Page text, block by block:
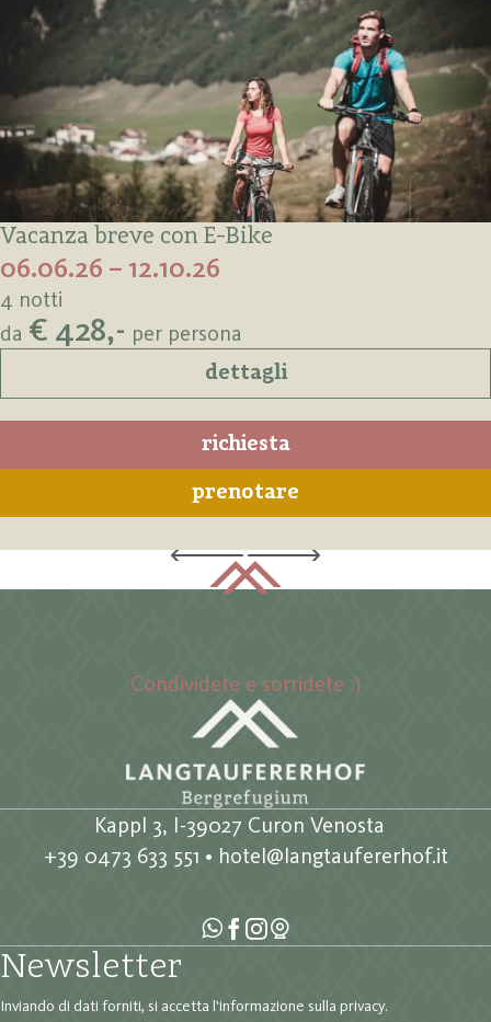
Vacanza breve con E-Bike
06.06.26 – 12.10.26
4 notti
da € 428,- per persona
dettagli
richiesta
prenotare
Condividete e sorridete :)
Kappl 3, I-39027 Curon Venosta
+39 0473 633 551 • hotel@langtaufererhof.it
Newsletter
Inviando di dati forniti, si accetta l'informazione sulla privacy.